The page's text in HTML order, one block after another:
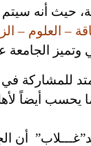
حيث أنه
– العلوم –
الجامعة
للمشاركة في
يحسب أيضاً